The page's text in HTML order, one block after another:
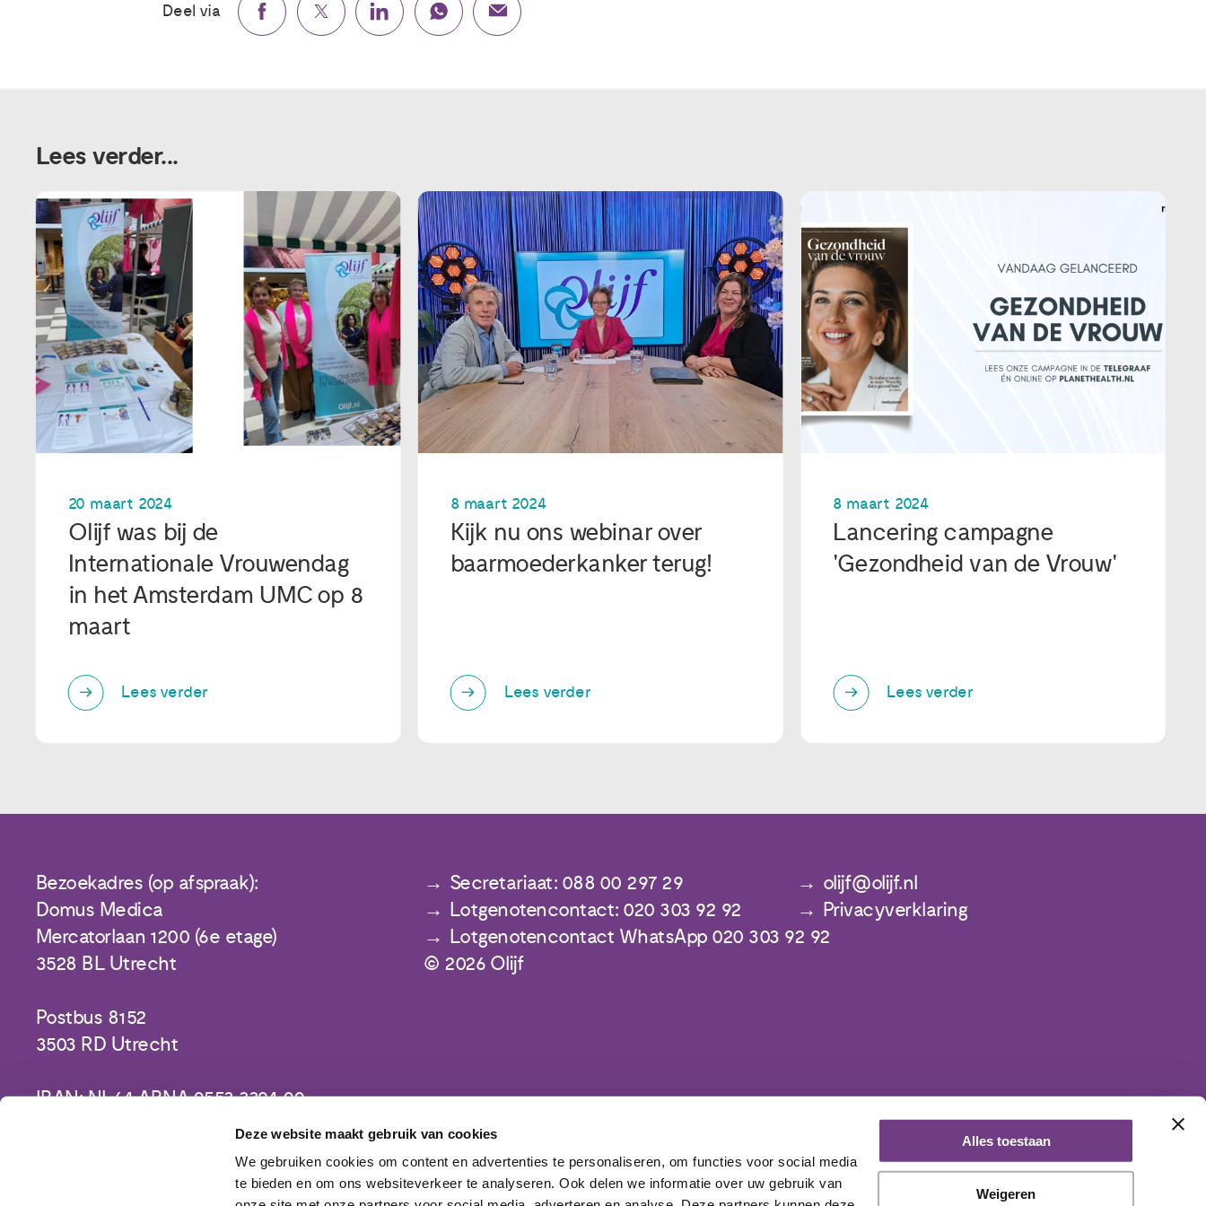
Deze website maakt gebruik van cookies
We gebruiken cookies om content en advertenties te personaliseren, om functies voor social media
te bieden en om ons websiteverkeer te analyseren. Ook delen we informatie over uw gebruik van
Alles toestaan
Weigeren
Deel via
Lees verder...
20 maart 2024
Olijf was bij de
Internationale Vrouwendag
in het Amsterdam UMC op 8
maart
Lees verder
8 maart 2024
Kijk nu ons webinar over
baarmoederkanker terug!
Lees verder
8 maart 2024
Lancering campagne
'Gezondheid van de Vrouw'
Lees verder
Bezoekadres (op afspraak):
Domus Medica
Mercatorlaan 1200 (6e etage)
3528 BL Utrecht
Postbus 8152
3503 RD Utrecht
IBAN: NL64 ABNA 0553 3394 00
Secretariaat: 088 00 297 29
olijf@olijf.nl
Lotgenotencontact: 020 303 92 92
Privacyverklaring
Lotgenotencontact WhatsApp 020 303 92 92
© 2026 Olijf
Meld je aan voor de nieuwsbrief